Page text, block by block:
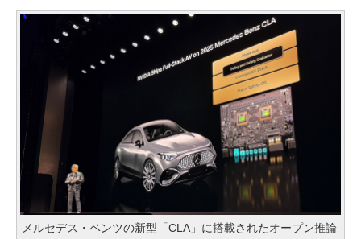
メルセデス・ベンツの新型「CLA」に搭載されたオープン推論